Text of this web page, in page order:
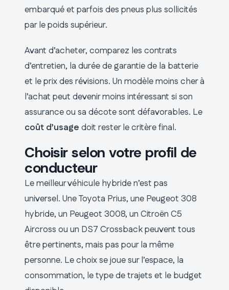
embarqué et parfois des pneus plus sollicités
par le poids supérieur.
Avant d’acheter, comparez les contrats
d’entretien, la durée de garantie de la batterie
et le prix des révisions. Un modèle moins cher à
l’achat peut devenir moins intéressant si son
assurance ou sa décote sont défavorables. Le
coût d’usage doit rester le critère final.
Choisir selon votre profil de
conducteur
Le meilleur véhicule hybride n’est pas
universel. Une Toyota Prius, une Peugeot 308
hybride, un Peugeot 3008, un Citroën C5
Aircross ou un DS7 Crossback peuvent tous
être pertinents, mais pas pour la même
personne. Le choix se joue sur l’espace, la
consommation, le type de trajets et le budget